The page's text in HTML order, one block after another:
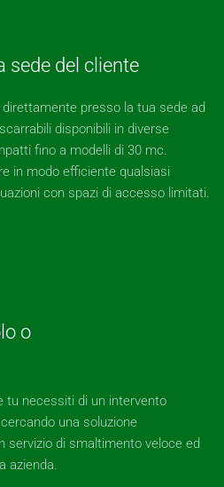
sede del cliente
presso la tua sede ad
disponibili in diverse
fino a modelli di 30 mc.
in modo efficiente qualsiasi
con spazi di accesso limitati.
o
tu necessiti di un intervento
una soluzione
servizio di smaltimento veloce ed
azienda.